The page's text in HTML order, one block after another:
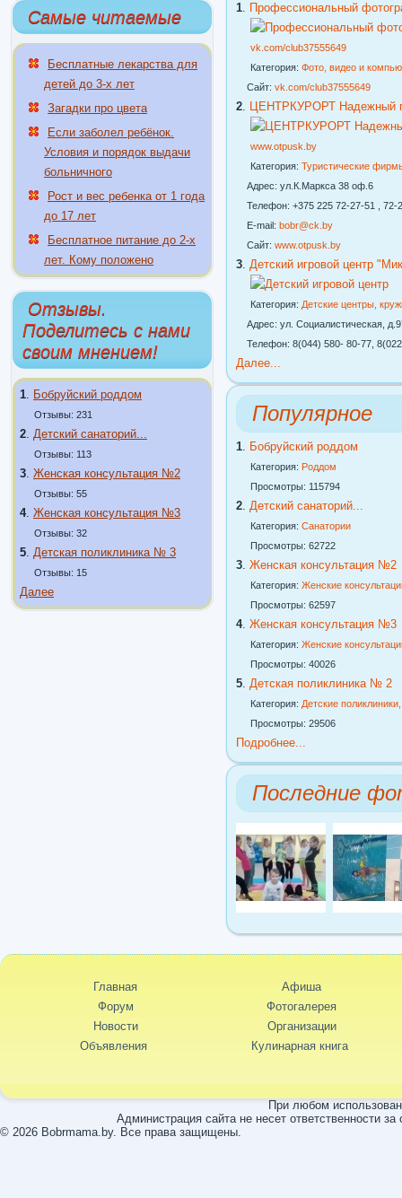
Самые читаемые
Бесплатные лекарства для
детей до 3-х лет
Загадки про цвета
Если заболел ребёнок.
Условия и порядок выдачи
больничного
Рост и вес ребенка от 1 года
до 17 лет
Бесплатное питание до 2-х
лет. Кому положено
Отзывы.
Поделитесь с нами
своим мнением!
1 Бобруйский роддом
Отзывы: 231
2 Детский санаторий...
Отзывы: 113
3 Женская консультация №2
Отзывы: 55
4. Женская консультация №3
Отзывы: 32
5 Детская поликлиника № 3
Отзывы: 15
Далее
1. Профессиональный
vk.com/club37555649
Категория: Фото, видео и
Сайт: vk.com/club37555649
2. ЦЕНТРКУРОРТ Надежный
www.otpusk.by
Категория: Туристические
Адрес: ул.К.Маркса 38 оф.6
Телефон: +375 225 72-27-51 , 72-
E-mail: bobr@ck.by
Сайт: www.otpusk.by
3. Детский игровой центр
Категория: Детские центры,
Адрес: ул. Социалистическая,
Телефон: 8(044) 580- 80-77,
Далее...
Популярное
1. Бобруйский роддом
Категория: Роддом
Просмотры: 115794
2. Детский санаторий...
Категория: Санатории
Просмотры: 62722
3. Женская консультация №2
Категория: Женские
Просмотры: 62597
4. Женская консультация №3
Категория: Женские
Просмотры: 40026
5. Детская поликлиника № 2
Категория: Детские
Просмотры: 29506
Подробнее...
Последние
Главная
Форум
Новости
Объявления
Афиша
Фотогалерея
Организации
Кулинарная книга
При любом
Администрация сайта не несет ответственности
© 2026 Bobrmama.by. Все права защищены.